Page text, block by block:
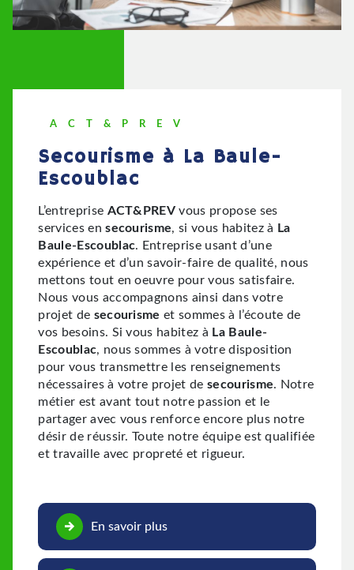
ACT&PREV
secourisme à La Baule-
Escoublac
L’entreprise ACT&PREV vous propose ses
services ensecourisme, si vous habitez à La
Baule-Escoublac. Entreprise usant d’une
expérience et d’un savoir-faire de qualité, nous
mettons tout en oeuvre pour vous satisfaire.
Nous vous accompagnons ainsi dans votre
projet de secourisme et sommes à l’écoute de
vos besoins. Si vous habitez à La Baule-
Escoublac, nous sommes à votre disposition
pour vous transmettre les renseignements
nécessaires à votre projet de secourisme. Notre
métier est avant tout notre passion et le
partager avec vous renforce encore plus notre
désir de réussir. Toute notre équipe est qualifiée
et travaille avec propreté et rigueur.
En savoir plus